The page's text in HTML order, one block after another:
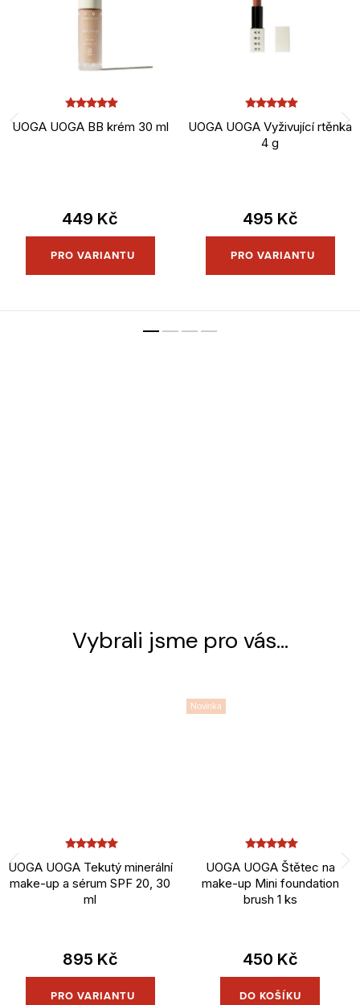
UOGA UOGA BB krém 30 ml
449 Kč
UOGA UOGA Vyživující rtěnka
4 g
495 Kč
Vybrali jsme pro vás...
UOGA UOGA Tekutý minerální
make-up a sérum SPF 20, 30
ml
895 Kč
Novinka
UOGA UOGA Štětec na
make-up Mini foundation
brush 1 ks
450 Kč
DO KOŠÍKU